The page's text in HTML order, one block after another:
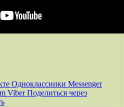
Одноклассники Messenger
Viber Поделиться через